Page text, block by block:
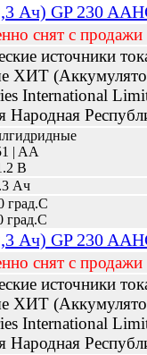
Ач) GP 230
снят с продажи
источники
ХИТ
International
Народная
| AA
В
Ач
град.С
град.С
Ач) GP 230
снят с продажи
источники
ХИТ
International
Народная